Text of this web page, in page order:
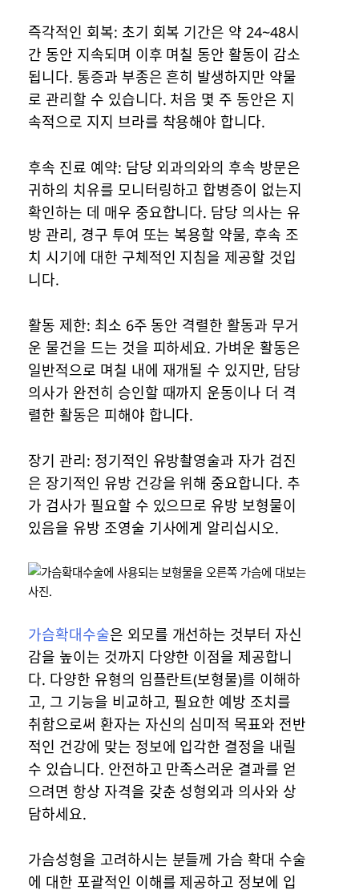
즉각적인 회복: 초기 회복 기간은 약 24~48시
간 동안 지속되며 이후 며칠 동안 활동이 감소
됩니다. 통증과 부종은 흔히 발생하지만 약물
로 관리할 수 있습니다. 처음 몇 주 동안은 지
속적으로 지지 브라를 착용해야 합니다.
후속 진료 예약: 담당 외과의와의 후속 방문은
귀하의 치유를 모니터링하고 합병증이 없는지
확인하는 데 매우 중요합니다. 담당 의사는 유
방 관리, 경구 투여 또는 복용할 약물, 후속 조
치 시기에 대한 구체적인 지침을 제공할 것입
니다.
활동 제한: 최소 6주 동안 격렬한 활동과 무거
운 물건을 드는 것을 피하세요. 가벼운 활동은
일반적으로 며칠 내에 재개될 수 있지만, 담당
의사가 완전히 승인할 때까지 운동이나 더 격
렬한 활동은 피해야 합니다.
장기 관리: 정기적인 유방촬영술과 자가 검진
은 장기적인 유방 건강을 위해 중요합니다. 추
가 검사가 필요할 수 있으므로 유방 보형물이
있음을 유방 조영술 기사에게 알리십시오.
가슴확대수술은 외모를 개선하는 것부터 자신
감을 높이는 것까지 다양한 이점을 제공합니
다. 다양한 유형의 임플란트(보형물)를 이해하
고, 그 기능을 비교하고, 필요한 예방 조치를
취함으로써 환자는 자신의 심미적 목표와 전반
적인 건강에 맞는 정보에 입각한 결정을 내릴
수 있습니다. 안전하고 만족스러운 결과를 얻
으려면 항상 자격을 갖춘 성형외과 의사와 상
담하세요.
가슴성형을 고려하시는 분들께 가슴 확대 수술
에 대한 포괄적인 이해를 제공하고 정보에 입